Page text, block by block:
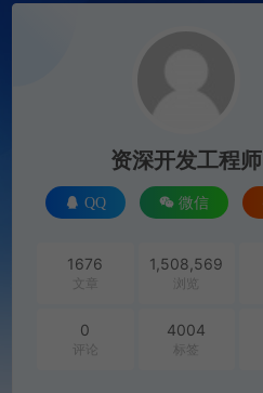
资深开发工程师
QQ 微信
1676
文章
1,508,569
浏览
0
评论
4004
标签